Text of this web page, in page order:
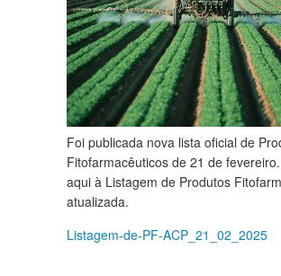
Foi publicada nova lista oficial de
Fitofarmacêuticos de 21 de
aqui à Listagem de Produtos
atualizada.
Listagem-de-PF-ACP_21_02_2025